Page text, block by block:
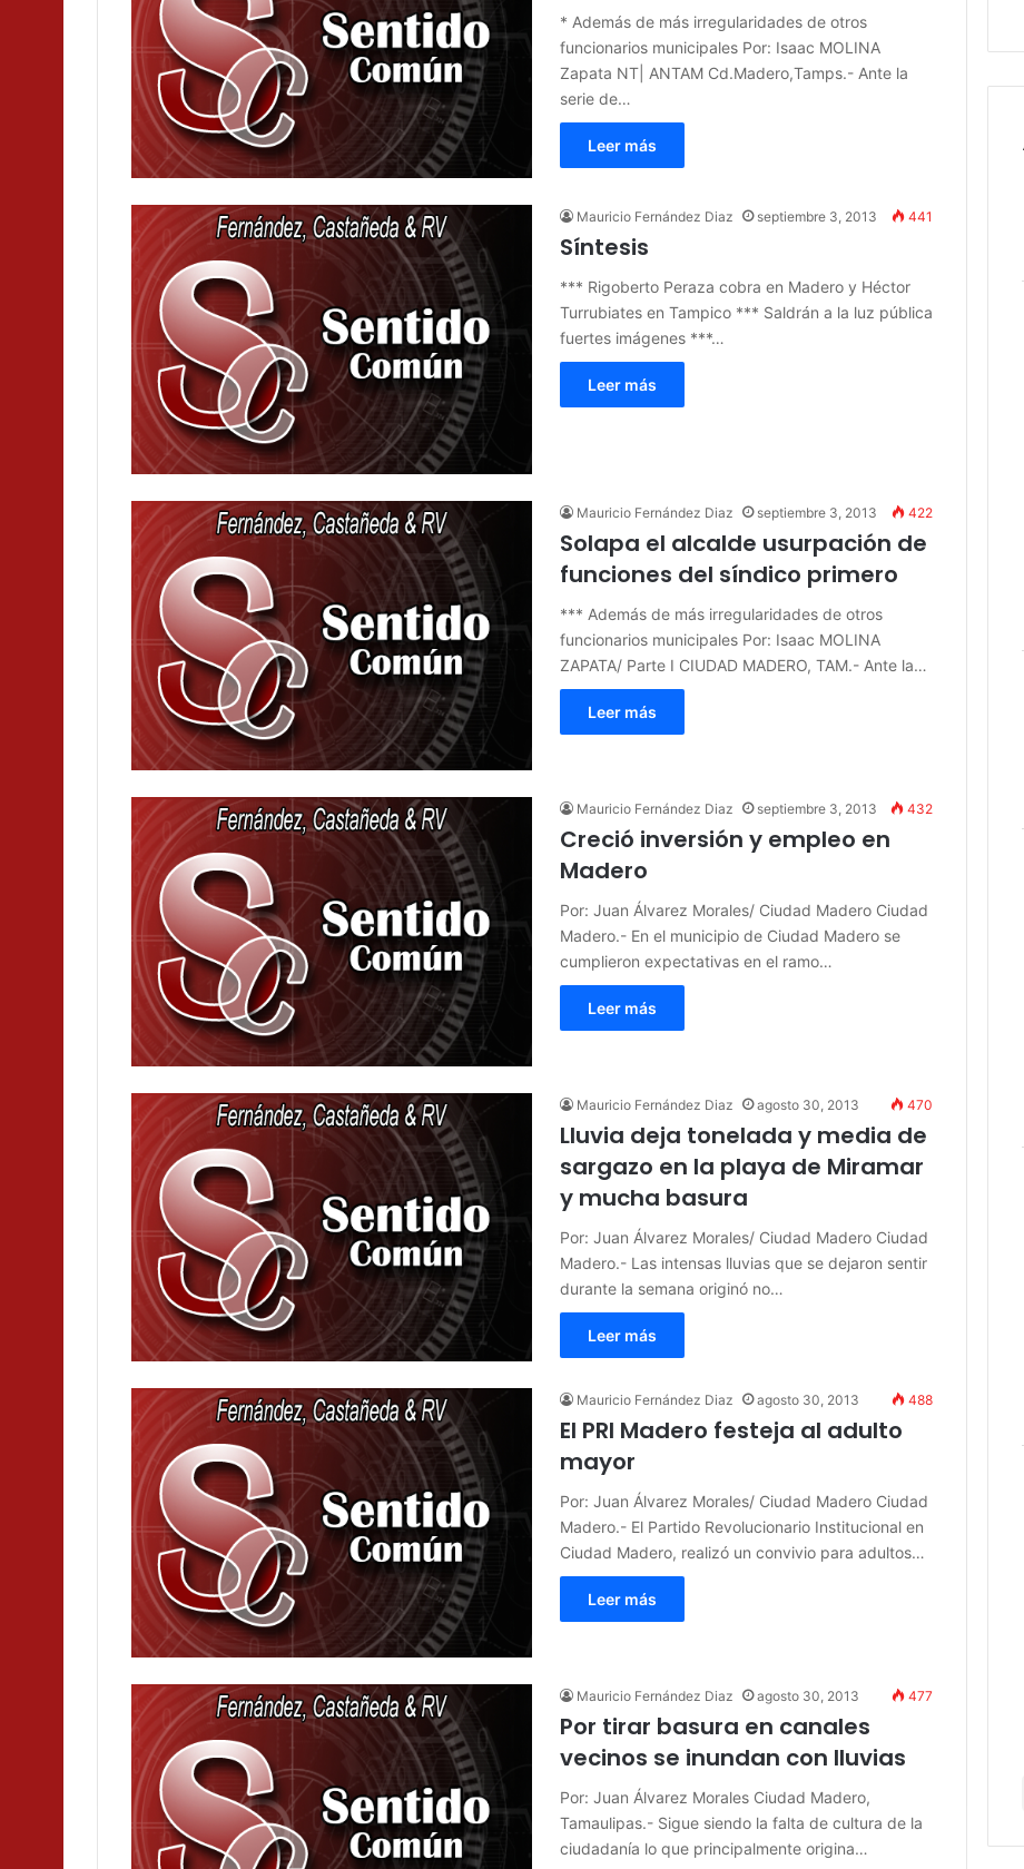
* Además de más irregularidades de otros
funcionarios municipales Por: Isaac MOLINA
Zapata NT| ANTAM Cd.Madero,Tamps.- Ante la
serie de…
Leer más
Mauricio Fernández Diaz septiembre 3, 2013 441
Síntesis
*** Rigoberto Peraza cobra en Madero y Héctor
Turrubiates en Tampico *** Saldrán a la luz pública
fuertes imágenes ***…
Leer más
Mauricio Fernández Diaz septiembre 3, 2013 422
Solapa el alcalde usurpación de
funciones del síndico primero
*** Además de más irregularidades de otros
funcionarios municipales Por: Isaac MOLINA
ZAPATA/ Parte I CIUDAD MADERO, TAM.- Ante la…
Leer más
Mauricio Fernández Diaz septiembre 3, 2013 432
Creció inversión y empleo en
Madero
Por: Juan Álvarez Morales/ Ciudad Madero Ciudad
Madero.- En el municipio de Ciudad Madero se
cumplieron expectativas en el ramo…
Leer más
Mauricio Fernández Diaz agosto 30, 2013 470
Lluvia deja tonelada y media de
sargazo en la playa de Miramar
y mucha basura
Por: Juan Álvarez Morales/ Ciudad Madero Ciudad
Madero.- Las intensas lluvias que se dejaron sentir
durante la semana originó no…
Leer más
Mauricio Fernández Diaz agosto 30, 2013 488
El PRI Madero festeja al adulto
mayor
Por: Juan Álvarez Morales/ Ciudad Madero Ciudad
Madero.- El Partido Revolucionario Institucional en
Ciudad Madero, realizó un convivio para adultos…
Leer más
Mauricio Fernández Diaz agosto 30, 2013 477
Por tirar basura en canales
vecinos se inundan con lluvias
Por: Juan Álvarez Morales Ciudad Madero,
Tamaulipas.- Sigue siendo la falta de cultura de la
ciudadanía lo que principalmente origina…